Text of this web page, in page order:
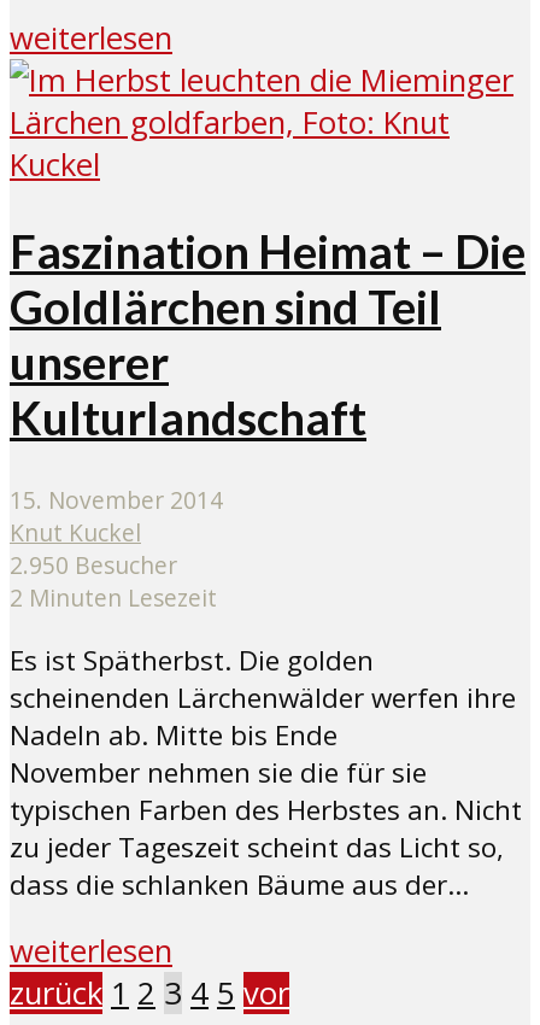
weiterlesen
Faszination Heimat – Die
Goldlärchen sind Teil
unserer
Kulturlandschaft
15. November 2014
Knut Kuckel
2.950 Besucher
2 Minuten Lesezeit
Es ist Spätherbst. Die golden
scheinenden Lärchenwälder werfen ihre
Nadeln ab. Mitte bis Ende
November nehmen sie die für sie
typischen Farben des Herbstes an. Nicht
zu jeder Tageszeit scheint das Licht so,
dass die schlanken Bäume aus der...
weiterlesen
zurück 1 2 3 4 5 vor